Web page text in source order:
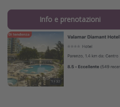
Info e prenotazioni